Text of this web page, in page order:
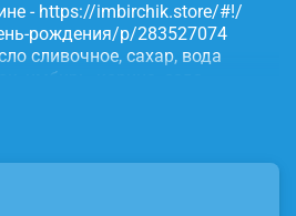
- https://imbirchik.store/#!/
рождения/p/283527074
сливочное, сахар, вода
имбирь, корица, сода,